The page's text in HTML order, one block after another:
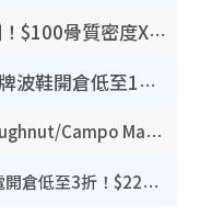
港大推賽馬會強化骨骼計劃！$100骨質密度X光檢查 完成免費運動訓練送超市禮券！附參加資格
開倉優惠 | 尖沙咀海港城名牌波鞋開倉低至1折！On鞋$899起／Joy&Peace鞋履$98起
開倉優惠｜銅鑼灣時代廣場Doughnut/Campo Marzio開倉低至1折！背囊、書包、手袋劈價$200起
廚具開倉｜特福Tefal廚具/家電開倉低至3折！$220起買平底鍋/炒鑊/湯煲！電飯煲/吸塵機/燙斗$418起